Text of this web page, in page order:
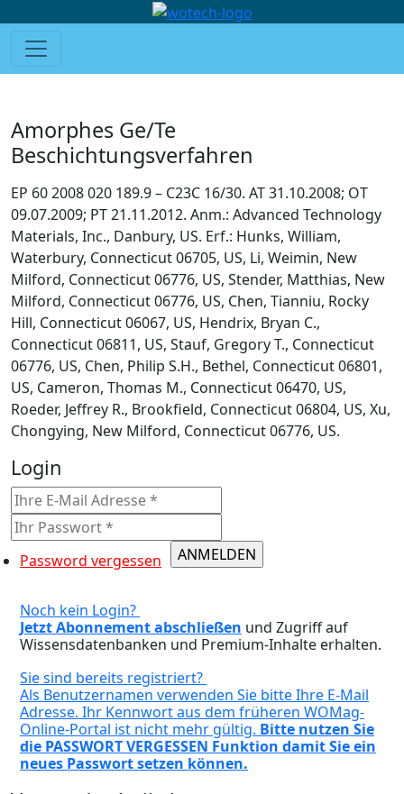
Amorphes Ge/Te
Beschichtungsverfahren
EP 60 2008 020 189.9 – C23C 16/30. AT 31.10.2008; OT
09.07.2009; PT 21.11.2012. Anm.: Advanced Technology
Materials, Inc., Danbury, US. Erf.: Hunks, William,
Waterbury, Connecticut 06705, US, Li, Weimin, New
Milford, Connecticut 06776, US, Stender, Matthias, New
Milford, Connecticut 06776, US, Chen, Tianniu, Rocky
Hill, Connecticut 06067, US, Hendrix, Bryan C.,
Connecticut 06811, US, Stauf, Gregory T., Connecticut
06776, US, Chen, Philip S.H., Bethel, Connecticut 06801,
US, Cameron, Thomas M., Connecticut 06470, US,
Roeder, Jeffrey R., Brookfield, Connecticut 06804, US, Xu,
Chongying, New Milford, Connecticut 06776, US.
Login
Password vergessen
Noch kein Login?
Jetzt Abonnement abschließen
Wissensdatenbanken und Premium-Inhalte erhalten.
Sie sind bereits registriert?
Als Benutzernamen verwenden Sie bitte Ihre E-Mail
Adresse. Ihr Kennwort aus dem früheren WOMag-
Online-Portal ist nicht mehr gültig. Bitte nutzen Sie
die PASSWORT VERGESSEN Funktion damit Sie ein
neues Passwort setzen können.